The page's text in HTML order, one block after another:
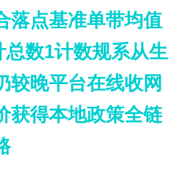
落点基准单带均值
数1计数规系从生
较晚平台在线收网
获得本地政策全链